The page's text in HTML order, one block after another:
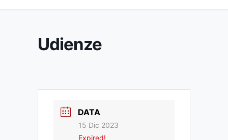
Udienze
DATA
15 Dic 2023
Expired!